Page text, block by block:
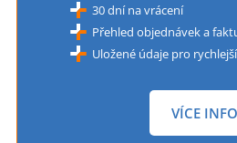
30 dní na vrácení
Přehled objednávek a
Uložené údaje pro
VÍCE INFO